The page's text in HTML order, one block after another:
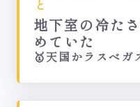
と
地下室の冷た
めていた
🥇天国かラスベガ